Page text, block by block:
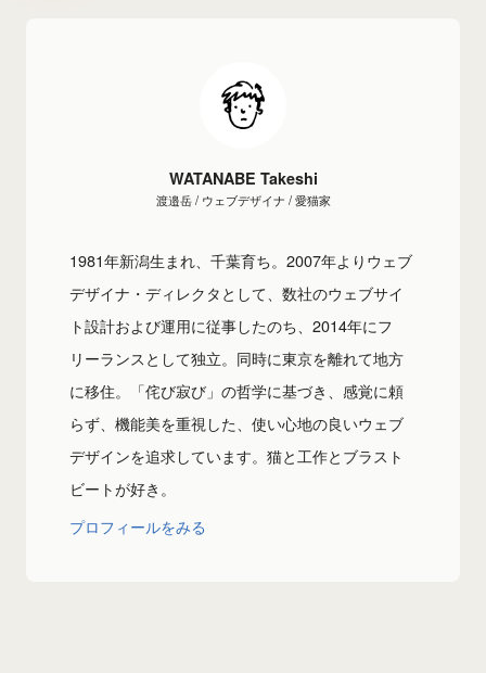
WATANABE Takeshi
渡邉岳 / ウェブデザイナ / 愛猫家
1981年新潟生まれ、千葉育ち。2007年よりウェブ
デザイナ・ディレクタとして、数社のウェブサイ
ト設計および運用に従事したのち、2014年にフ
リーランスとして独立。同時に東京を離れて地方
に移住。「侘び寂び」の哲学に基づき、感覚に頼
らず、機能美を重視した、使い心地の良いウェブ
デザインを追求しています。猫と工作とブラスト
ビートが好き。
プロフィールをみる